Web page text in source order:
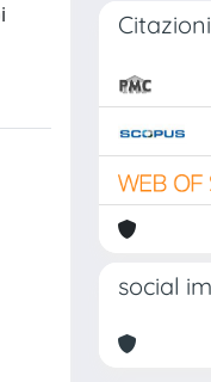
Citazioni
social